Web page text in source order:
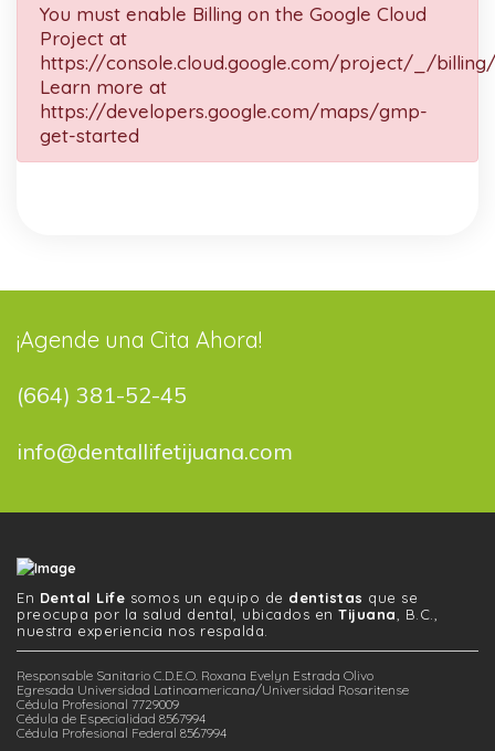
You must enable Billing on the Google Cloud
Project at
https://console.cloud.google.com/project/_/
Learn more at
https://developers.google.com/maps/gmp-
get-started
¡Agende una Cita Ahora!
(664) 381-52-45
info@dentallifetijuana.com
En Dental Life somos un equipo de dentistas que se
preocupa por la salud dental, ubicados en Tijuana , B.C.,
nuestra experiencia nos respalda.
Responsable Sanitario C.D.E.O. Roxana Evelyn Estrada Olivo
Egresada Universidad Latinoamericana/Universidad Rosaritense
Cédula Profesional 7729009
Cédula de Especialidad 8567994
Cédula Profesional Federal 8567994